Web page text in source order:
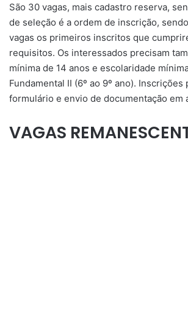
São 30 vagas, mais cadastro reserva,
de seleção é a ordem de inscrição,
vagas os primeiros inscritos que
requisitos. Os interessados precisam
mínima de 14 anos e escolaridade
Fundamental II (6º ao 9º ano). Inscrições
formulário e envio de documentação em
VAGAS